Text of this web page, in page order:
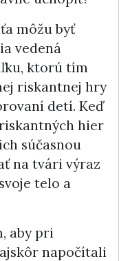
môžu byť
vedená
ktorú tím
riskantnej hry
detí. Keď
hier
súčasnou
na tvári výraz
telo a
aby pri
napočítali